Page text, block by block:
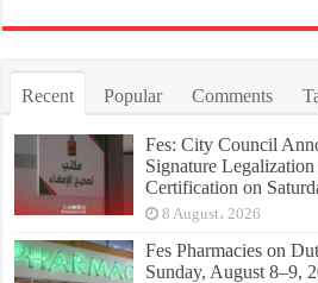
Recent Popular Comments
Fes: City Council
Signature
Certification on
8 August، 2026
Fes Pharmacies on
Sunday, August 8–9,